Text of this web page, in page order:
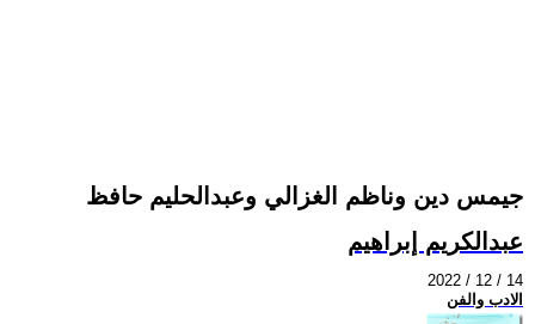
جيمس دين وناظم الغزالي وعبدالحليم حافظ
عبدالكريم إبراهيم
2022 / 12 / 14
الادب والفن